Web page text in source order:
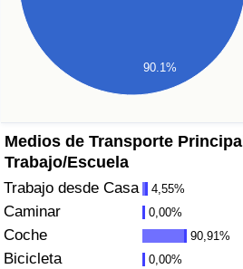
90.1%
Medios de Transporte
Trabajo/Escuela
Trabajo desde Casa 4,55%
Caminar 0,00%
Coche 90,91%
Bicicleta 0,00%
Índice de Sanidad
Índice de Sanidad por País
Índice de Contaminación (Actual)
Índice de contaminación
Índice de Contaminación por País